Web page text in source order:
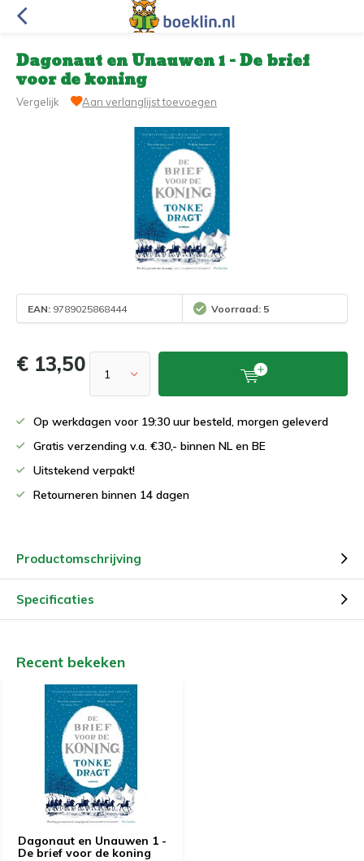
Dagonaut en Unauwen 1 - De brief
voor de koning
Vergelijk Aan verlanglijst toevoegen
EAN: 9789025868444 Voorraad: 5
€ 13,50
Op werkdagen voor 19:30 uur besteld, morgen geleverd
Gratis verzending v.a. €30,- binnen NL en BE
Uitstekend verpakt!
Retourneren binnen 14 dagen
Productomschrijving
Specificaties
Recent bekeken
Dagonaut en Unauwen 1 -
De brief voor de koning